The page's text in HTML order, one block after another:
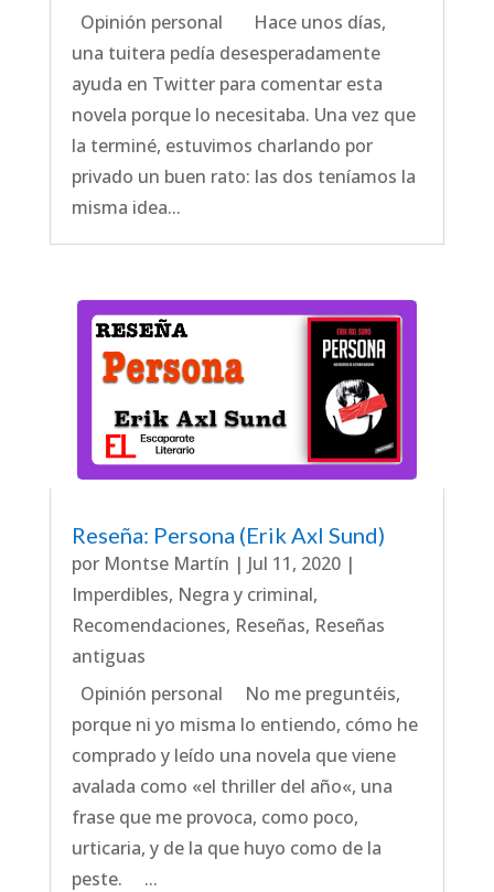
Opinión personal Hace unos días,
una tuitera pedía desesperadamente
ayuda en Twitter para comentar esta
novela porque lo necesitaba. Una vez que
la terminé, estuvimos charlando por
privado un buen rato: las dos teníamos la
misma idea...
Reseña: Persona (Erik Axl Sund)
por Montse Martín | Jul 11, 2020|
Imperdibles, Negra y criminal,
Recomendaciones, Reseñas, Reseñas
antiguas
Opinión personal No me preguntéis,
porque ni yo misma lo entiendo, cómo he
comprado y leído una novela que viene
avalada como «el thriller del año«, una
frase que me provoca, como poco,
urticaria, y de la que huyo como de la
peste. ...